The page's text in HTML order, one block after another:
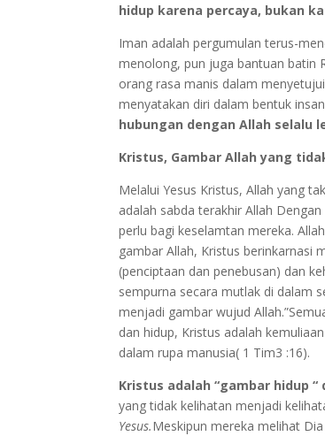
hidup karena percaya, bukan
Iman adalah pergumulan terus-
menolong, pun juga bantuan batin
orang rasa manis dalam
menyatakan diri dalam bentuk
hubungan dengan Allah selalu
Kristus, Gambar Allah yang
Melalui Yesus Kristus, Allah yang
adalah sabda terakhir Allah
perlu bagi keselamtan mereka.
gambar Allah, Kristus berinkarnasi
(penciptaan dan penebusan) dan
sempurna secara mutlak di dalam
menjadi gambar wujud
dan hidup, Kristus adalah
dalam rupa manusia( 1 Tim3 :16).
Kristus adalah “gambar hidup “
yang tidak kelihatan menjadi
Yesus.Meskipun mereka melihat